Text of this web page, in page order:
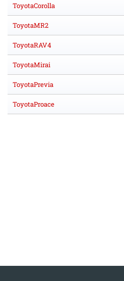
ToyotaCorolla
ToyotaMR2
ToyotaRAV4
ToyotaMirai
ToyotaPrevia
ToyotaProace